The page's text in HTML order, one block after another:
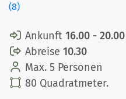
(8)
Ankunft 16.00 - 20.00
Abreise 10.30
Max. 5 Personen
80 Quadratmeter.